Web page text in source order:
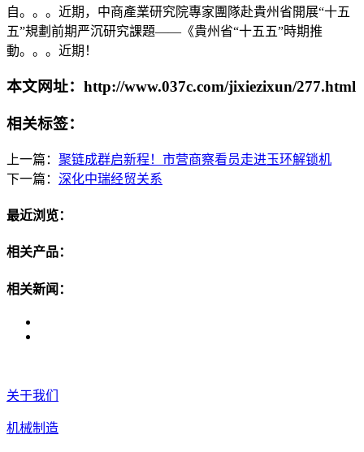
自。。。近期，中商產業研究院專家團隊赴貴州省開展“十五
五”規劃前期严沉研究課題——《貴州省“十五五”時期推
動。。。近期！
本文网址：http://www.037c.com/jixiezixun/277.html
相关标签：
上一篇： 聚链成群启新程！市营商察看员走进玉环解锁机
下一篇： 深化中瑞经贸关系
最近浏览：
相关产品：
相关新闻：
关于我们
机械制造